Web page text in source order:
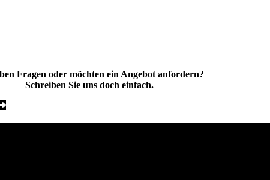
Fragen oder möchten ein Angebot anfordern?
Schreiben Sie uns doch einfach.